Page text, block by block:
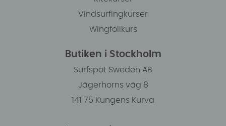
Vindsurfingkurser
Wingfoilkurs
Butiken i Stockholm
Surfspot Sweden AB
Jägerhorns väg 8
141 75 Kungens Kurva